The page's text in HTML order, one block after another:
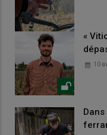
«
10